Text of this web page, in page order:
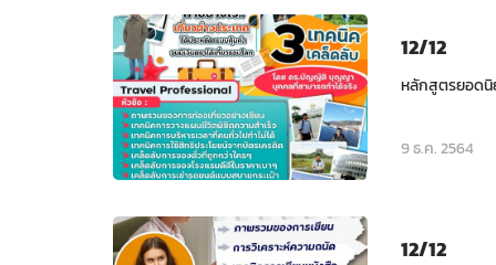
12/12
หลักสูตรยอด
9 ธ.ค. 2564
12/12